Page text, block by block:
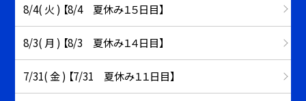
8/4( 火 ) 【8/4 夏休み１５日目】
8/3( 月 ) 【8/3 夏休み１４日目】
7/31( 金 ) 【7/31 夏休み１１日目】